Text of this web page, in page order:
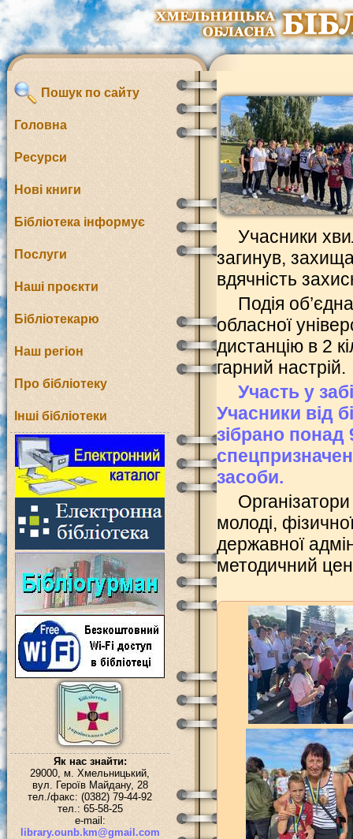
Пошук по сайту
Головна
Ресурси
Нові книги
Бібліотека інформує
Послуги
Наші проєкти
Бібліотекарю
Наш регіон
Про бібліотеку
Інші бібліотеки
Як нас знайти:
29000, м. Хмельницький,
вул. Героїв Майдану, 28
тел./факс: (0382) 79-44-92
тел.: 65-58-25
e-mail:
library.ounb.km@gmail.com
Учасники
загинув,
вдячність
Подія
обласної
дистанцію в 2
гарний настрій.
Участь у
Учасники від
зібрано понад
засоби.
молоді,
державної
методичний